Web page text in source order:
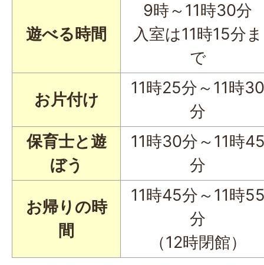
遊べる時間
9時～11時30分
入室は11時15分ま
で
お片付け
11時25分～11時30
分
保育士と遊
ぼう
11時30分～11時
分
お帰りの時
間
11時45分～11時
分
（12時閉館）